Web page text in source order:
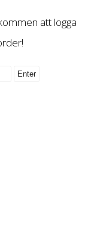
att logga